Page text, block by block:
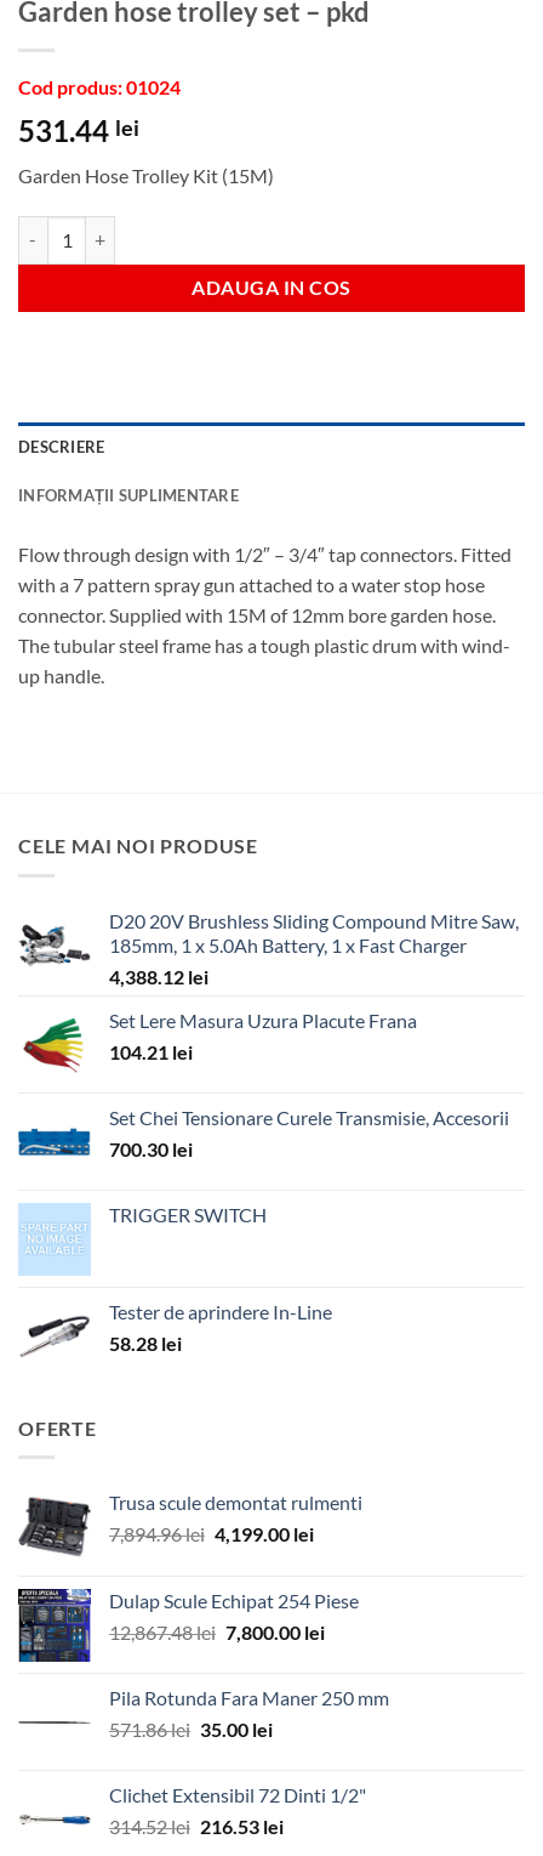
Garden hose trolley set – pkd
Cod produs: 01024
531.44 lei
Garden Hose Trolley Kit (15M)
ADAUGA IN COS
DESCRIERE
INFORMAȚII SUPLIMENTARE
Flow through design with 1/2″ – 3/4″ tap connectors. Fitted
with a 7 pattern spray gun attached to a water stop hose
connector. Supplied with 15M of 12mm bore garden hose.
The tubular steel frame has a tough plastic drum with wind-
up handle.
CELE MAI NOI PRODUSE
D20 20V Brushless Sliding Compound Mitre Saw,
185mm, 1 x 5.0Ah Battery, 1 x Fast Charger
4,388.12 lei
Set Lere Masura Uzura Placute Frana
104.21 lei
Set Chei Tensionare Curele Transmisie, Accesorii
700.30 lei
TRIGGER SWITCH
Tester de aprindere In-Line
58.28 lei
OFERTE
Trusa scule demontat rulmenti
7,894.96lei Prețul
fost:
7,894.96 lei.
4,199.00 leiPrețul
4,199.00 lei.
Dulap Scule Echipat 254 Piese
12,867.48lei Prețul
fost:
12,867.48 lei.
7,800.00 leiPrețul
7,800.00 lei.
Pila Rotunda Fara Maner 250 mm
571.86lei Prețul
fost:
571.86 lei.
35.00 leiPrețul
35.00 lei.
Clichet Extensibil 72 Dinti 1/2"
314.52lei Prețul
216.53 leiPrețul